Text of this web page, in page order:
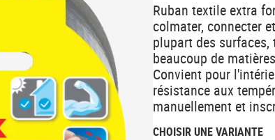
Ruban textile extra
colmater, connecter
plupart des
beaucoup de
Convient pour
résistance aux
manuellement et
CHOISIR UNE VARIANTE